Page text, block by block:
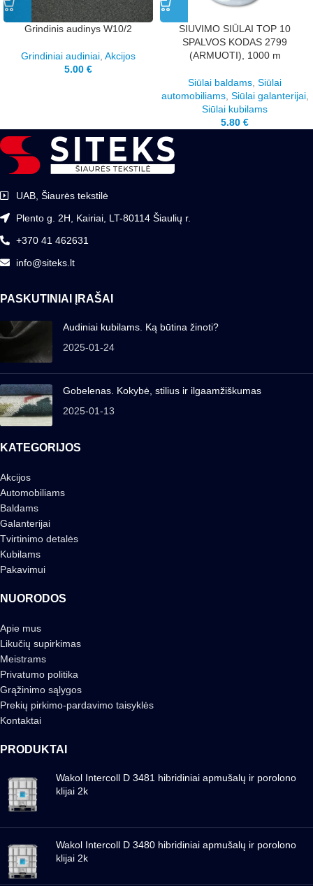
Grindinis audinys W10/2
Grindiniai audiniai Akcijos
5.00 €
SIUVIMO SIŪLAI TOP 10
SPALVOS KODAS 2799
(ARMUOTI), 1000 m
Siūlai baldams Siūlai
automobiliams, Siūlai galanterijai,
Siūlai kubilams
5.80 €
UAB, Šiaurės tekstilė
Plento g. 2H, Kairiai, LT-80114 Šiaulių r.
+370 41 462631
info@siteks.lt
PASKUTINIAI ĮRAŠAI
Audiniai kubilams. Ką būtina žinoti?
2025-01-24
Gobelenas. Kokybė, stilius ir ilgaamžiškumas
2025-01-13
KATEGORIJOS
Akcijos
Automobiliams
Baldams
Galanterijai
Tvirtinimo detalės
Kubilams
Pakavimui
NUORODOS
Apie mus
Likučių supirkimas
Meistrams
Privatumo politika
Grąžinimo sąlygos
Prekių pirkimo-pardavimo taisyklės
Kontaktai
PRODUKTAI
Wakol Intercoll D 3481 hibridiniai apmušalų ir porolono
klijai 2k
Wakol Intercoll D 3480 hibridiniai apmušalų ir porolono
klijai 2k